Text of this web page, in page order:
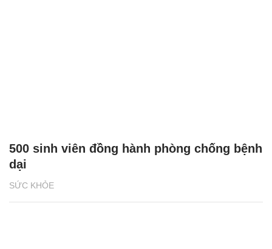
SỨC KHỎE
500 sinh viên đồng hành phòng chống bệnh
dại